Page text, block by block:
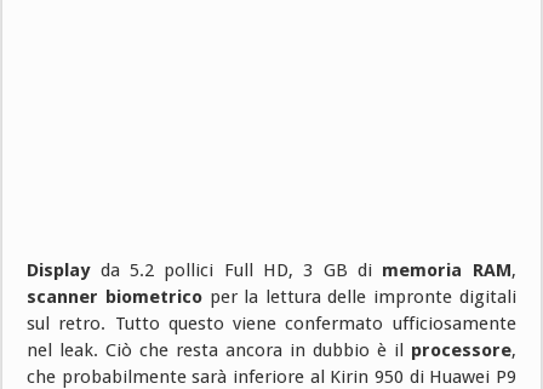
Displayda 5.2 pollici Full HD, 3 GB di memoria RAM,
scanner biometricoper la lettura delle impronte digitali
sul retro. Tutto questo viene confermato ufficiosamente
nel leak. Ciò che resta ancora in dubbio è il processore,
che probabilmente sarà inferiore al Kirin 950 di Huawei P9